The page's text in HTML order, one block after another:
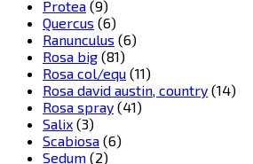
Protea (9)
Quercus (6)
Ranunculus (6)
Rosa big (81)
Rosa col/equ (11)
Rosa david austin, country (14)
Rosa spray (41)
Salix (3)
Scabiosa (6)
Sedum (2)